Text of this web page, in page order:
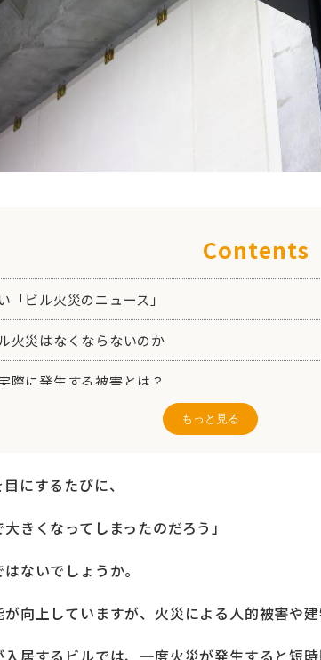
Contents
「ビル火災のニュース」
火災はなくならないのか
際に発生する被害とは？
きてしまった場合のシャッターの役割
置「Sガード」なら古いビルでも設置が可能
もっと見る
にするたびに、
きくなってしまったのだろう」
ないでしょうか。
向上していますが、火災による人的被害や
居するビルでは、一度火災が発生すると短